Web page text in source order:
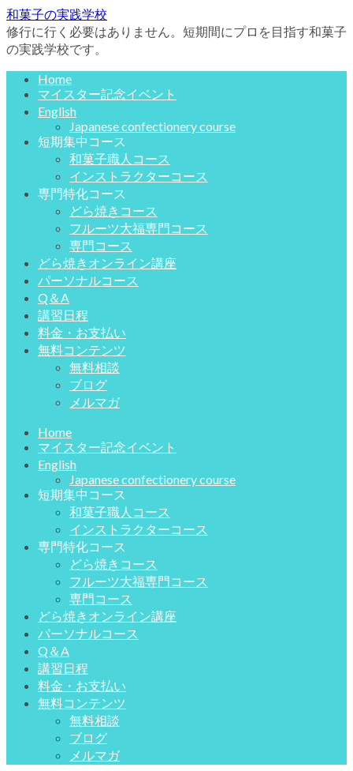
和菓子の実践学校
修行に行く必要はありません。短期間にプロを目指す和菓子
の実践学校です。
Home
マイスター記念イベント
English
Japanese confectionery course
短期集中コース
和菓子職人コース
インストラクターコース
専門特化コース
どら焼きコース
フルーツ大福専門コース
専門コース
どら焼きオンライン講座
パーソナルコース
Q＆A
講習日程
料金・お支払い
無料コンテンツ
無料相談
ブログ
メルマガ
Home
マイスター記念イベント
English
Japanese confectionery course
短期集中コース
和菓子職人コース
インストラクターコース
専門特化コース
どら焼きコース
フルーツ大福専門コース
専門コース
どら焼きオンライン講座
パーソナルコース
Q＆A
講習日程
料金・お支払い
無料コンテンツ
無料相談
ブログ
メルマガ